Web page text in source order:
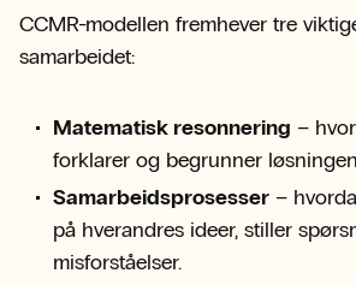
CCMR-modellen fremhever tre
samarbeidet:
Matematisk resonnering –
forklarer og begrunner
Samarbeidsprosesser –
på hverandres ideer, stiller
misforståelser.